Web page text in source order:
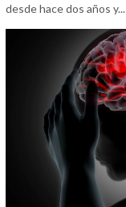
desde hace dos años y...